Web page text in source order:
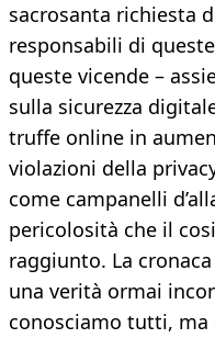
sacrosanta richiesta
responsabili di
queste vicende –
sulla sicurezza
truffe online in
violazioni della
come campanelli
pericolosità che il
raggiunto. La
una verità ormai
conosciamo tutti, ma